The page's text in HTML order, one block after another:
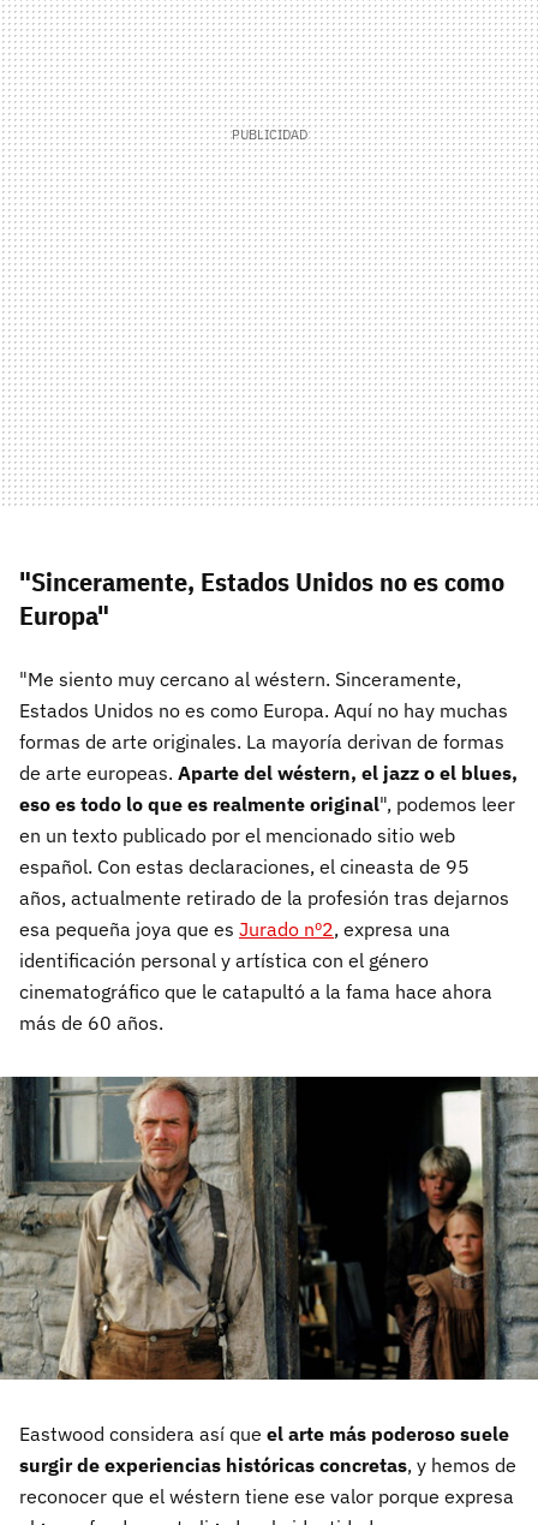
"Sinceramente, Estados Unidos no es como
Europa"
"Me siento muy cercano al wéstern. Sinceramente,
Estados Unidos no es como Europa. Aquí no hay muchas
formas de arte originales. La mayoría derivan de formas
de arte europeas. Aparte del wéstern, el jazz o el blues,
eso es todo lo que es realmente original", podemos leer
en un texto publicado por el mencionado sitio web
español. Con estas declaraciones, el cineasta de 95
años, actualmente retirado de la profesión tras dejarnos
esa pequeña joya que es Jurado nº2, expresa una
identificación personal y artística con el género
cinematográfico que le catapultó a la fama hace ahora
más de 60 años.
Eastwood considera así que el arte más poderoso suele
surgir de experiencias históricas concretas, y hemos de
reconocer que el wéstern tiene ese valor porque expresa